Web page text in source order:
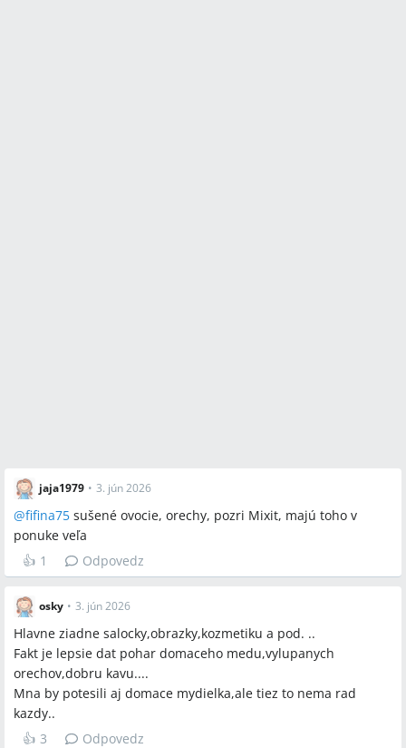
jaja1979 • 3. jún 2026
@fifina75 sušené ovocie, orechy, pozri Mixit, majú toho v
ponuke veľa
👍 1 Odpovedz
osky • 3. jún 2026
Hlavne ziadne salocky,obrazky,kozmetiku a pod. ..
Fakt je lepsie dat pohar domaceho medu,vylupanych
orechov,dobru kavu....
Mna by potesili aj domace mydielka,ale tiez to nema rad
kazdy..
👍 3 Odpovedz